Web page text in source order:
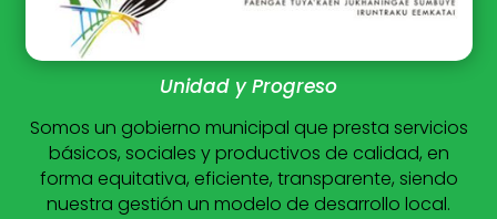
Unidad y Progreso
Somos un gobierno municipal que presta servicios
básicos, sociales y productivos de calidad, en
forma equitativa, eficiente, transparente, siendo
nuestra gestión un modelo de desarrollo local.